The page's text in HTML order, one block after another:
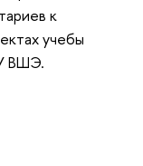
к
учебы
ВШЭ.